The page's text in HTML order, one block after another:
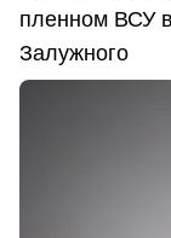
пленном ВСУ
Залужного